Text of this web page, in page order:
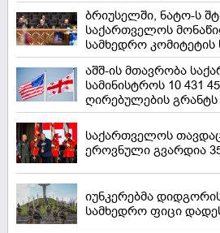
ბრიუსელში, ნატო-ს
საქართველოს
სამხედრო
აშშ-ის მთავრობა
სამინისტროს 10 431
ღირებულების
საქართველოს
ეროვნული გვარდია
იუნკერებმა
სამხედრო ფიცი